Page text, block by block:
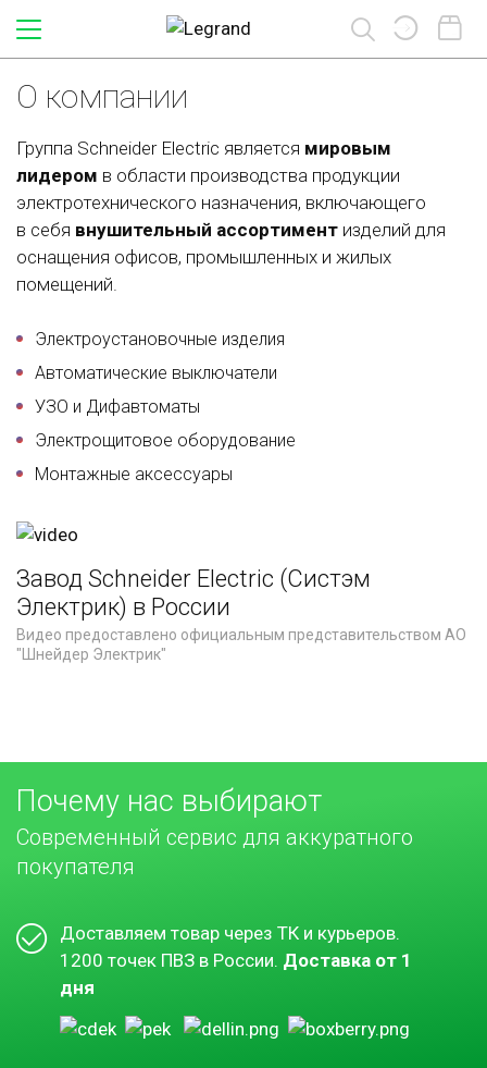
Розетки и выключатели
По типу По коллекциям
Рамки
Электрические розетки
Выключатели и
Светорегуляторы
Выводы кабеля и заглушки
Накладной монтаж
Аудио и видео
Блоки в сборе
Монтажные аксессуары
Силовое оборудование
Автоматические
выключатели
Дополнительное оборудование
Устройства защитного
отключения (УЗО)
Контакторы и реле
Рубильники
Монтажные аксессуары
Трансформаторы
Щиты электрические
Металлические
Навесные
Влагостойкие
Электромонтажные
материалы
Изолента из ПВХ
Кабель-каналы арочные
Каучуковые вилки и розетки
Стяжки кабельные
О компании
Группа Schneider Electric является мировым
лидером в области производства продукции
электротехнического назначения, включающего
в себя внушительный ассортимент изделий для
оснащения офисов, промышленных и жилых
помещений.
Электроустановочные изделия
Автоматические выключатели
УЗО и Дифавтоматы
Электрощитовое оборудование
Монтажные аксессуары
Завод Schneider Electric (Систэм
Электрик) в России
Видео предоставлено официальным представительством АО
"Шнейдер Электрик"
Почему нас выбирают
Современный сервис для аккуратного
покупателя
Доставляем товар через ТК и курьеров.
1200 точек ПВЗ в России. Доставка от 1
дня